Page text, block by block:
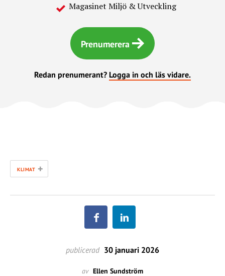
Magasinet Miljö & Utveckling
Prenumerera
Redan prenumerant? Logga in och läs vidare.
KLIMAT +
publicerad 30 januari 2026
av Ellen Sundström